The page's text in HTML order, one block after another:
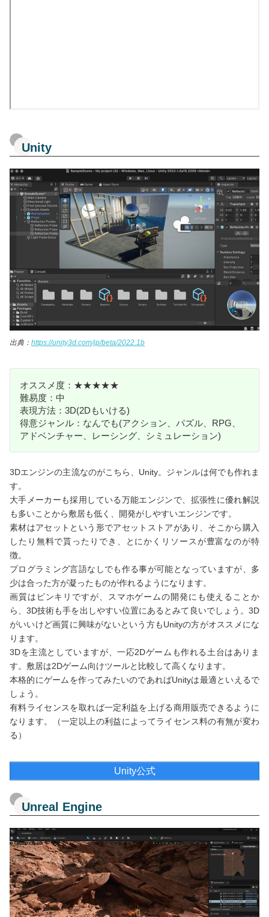
Unity
出典： https://unity3d.com/jp/beta/2022.1b
オススメ度：★★★★★
難易度：中
表現方法：3D(2Dもいける)
得意ジャンル：なんでも(アクション、パズル、RPG、
アドベンチャー、レーシング、シミュレーション)
3Dエンジンの主流なのがこちら、Unity。ジャンルは何でも作れま
す。
大手メーカーも採用している万能エンジンで、拡張性に優れ解説
も多いことから敷居も低く、開発がしやすいエンジンです。
素材はアセットという形でアセットストアがあり、そこから購入
したり無料で貰ったりでき、とにかくリソースが豊富なのが特
徴。
プログラミング言語なしでも作る事が可能となっていますが、多
少は合った方が凝ったものが作れるようになります。
画質はピンキリですが、スマホゲームの開発にも使えることか
ら、3D技術も手を出しやすい位置にあるとみて良いでしょう。3D
がいいけど画質に興味がないという方もUnityの方がオススメにな
ります。
3Dを主流としていますが、一応2Dゲームも作れる土台はありま
す。敷居は2Dゲーム向けツールと比較して高くなります。
本格的にゲームを作ってみたいのであればUnityは最適といえるで
しょう。
有料ライセンスを取れば一定利益を上げる商用販売できるように
なります。（一定以上の利益によってライセンス料の有無が変わ
る）
Unity公式
Unreal Engine